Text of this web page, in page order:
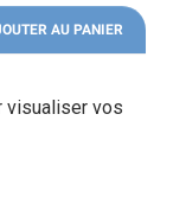
AU PANIER
visualiser vos